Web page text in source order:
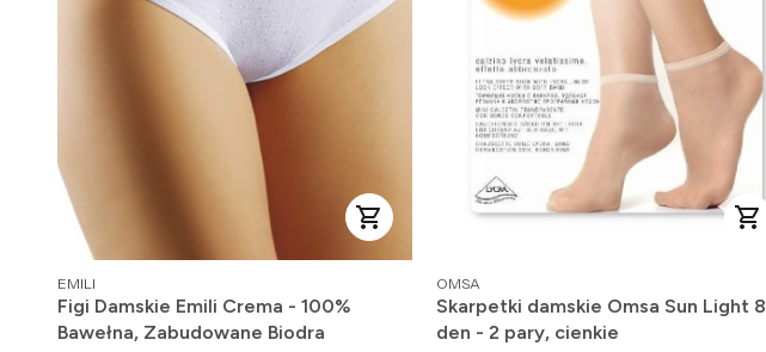
PRODUCENT
EMILI
Figi Damskie Emili Crema - 100%
Bawełna, Zabudowane Biodra
PRODUCENT
OMSA
Skarpetki damskie Omsa Sun Light 8
den - 2 pary, cienkie